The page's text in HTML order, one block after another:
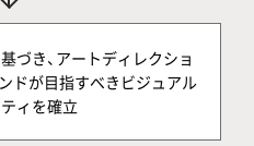
づき、アートディレクショ
ドが目指すべきビジュアル
ィを確立